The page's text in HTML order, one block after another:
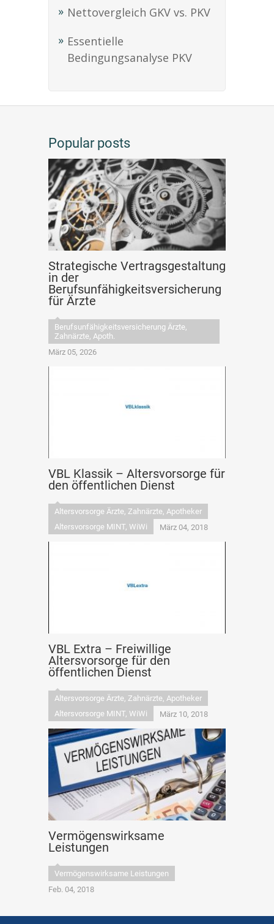
Nettovergleich GKV vs. PKV
Essentielle
Bedingungsanalyse PKV
Popular posts
Strategische Vertragsgestaltung
in der
Berufsunfähigkeitsversicherung
für Ärzte
Berufsunfähigkeitsversicherung Ärzte,
Zahnärzte, Apoth.
März 05, 2026
VBL Klassik – Altersvorsorge für
den öffentlichen Dienst
Altersvorsorge Ärzte, Zahnärzte, Apotheker
Altersvorsorge MINT, WiWi
März 04, 2018
VBL Extra – Freiwillige
Altersvorsorge für den
öffentlichen Dienst
Altersvorsorge Ärzte, Zahnärzte, Apotheker
Altersvorsorge MINT, WiWi
März 10, 2018
Vermögenswirksame
Leistungen
Vermögenswirksame Leistungen
Feb. 04, 2018